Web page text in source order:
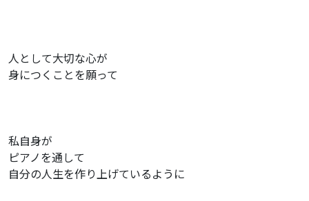
人として大切な心が
身につくことを願って
私自身が
ピアノを通して
自分の人生を作り上げているように